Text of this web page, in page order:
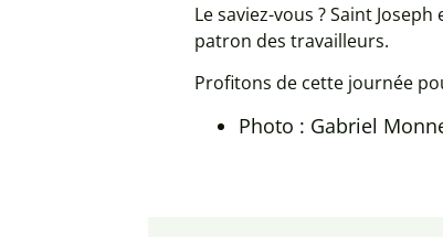
Le saviez-vous ? Saint
patron des travailleurs.
Profitons de cette journée
Photo : Gabriel